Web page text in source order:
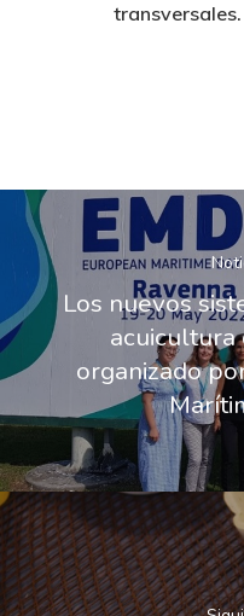
transversales.
Los nuevos
organizado